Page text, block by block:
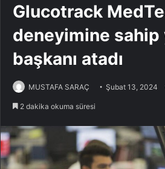
Glucotrack
deneyimine sahip
başkanı atadı
MUSTAFA SARAÇ Şubat 13, 2024
2 dakika okuma süresi